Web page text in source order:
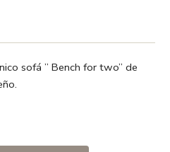
sofá ” Bench for two” de